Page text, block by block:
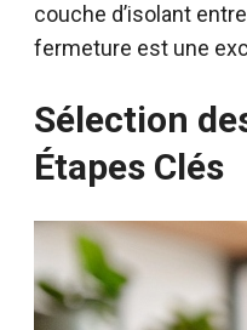
couche d’isolant
fermeture est une
Sélection
Étapes Clés